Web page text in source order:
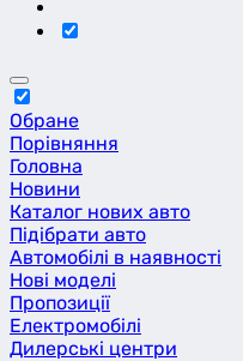
Обране
Порівняння
Головна
Новини
Каталог нових авто
Підібрати авто
Автомобілі в наявності
Нові моделі
Пропозиції
Eлектромобілі
Дилерські центри